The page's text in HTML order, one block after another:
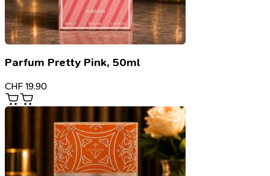
Parfum Pretty Pink, 50ml
CHF 19.90